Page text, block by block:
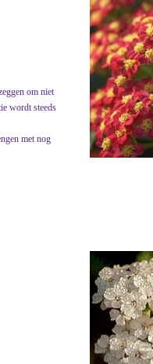
om niet
wordt steeds
met nog